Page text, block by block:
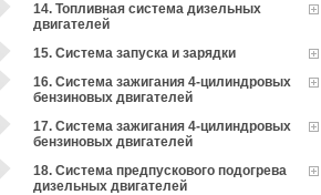
14. Топливная система дизельных
двигателей
15. Система запуска и зарядки
16. Система зажигания 4-цилиндровых
бензиновых двигателей
17. Система зажигания 4-цилиндровых
бензиновых двигателей
18. Система предпускового подогрева
дизельных двигателей